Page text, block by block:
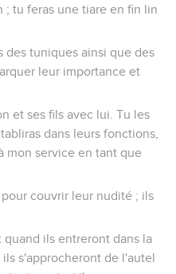
; tu feras une tiare en fin lin
des tuniques ainsi que des
leur importance et
et ses fils avec lui. Tu les
dans leurs fonctions,
mon service en tant que
couvrir leur nudité ; ils
ils entreront dans la
s'approcheront de l'autel